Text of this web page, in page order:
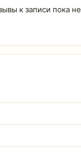
к записи пока не